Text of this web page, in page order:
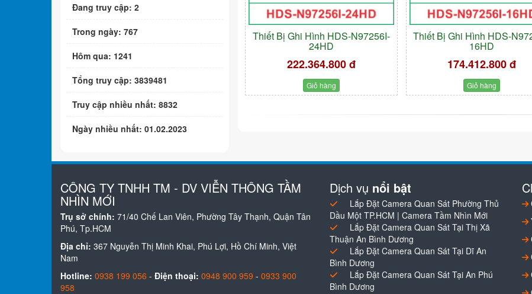
Thiết Bị Ghi Hình HDS-N97256I-
24HD
222.364.800 đ
Giỏ hàng
Thiết Bị Ghi Hình HDS-
16HD
174.412.800 đ
Giỏ hàng
Đang truy cập: 2
Trong ngày: 767
Hôm qua: 1241
Tổng truy cập: 3839481
Truy cập nhiều nhất: 8832
Ngày nhiều nhất: 01.02.2023
CÔNG TY TNHH TM - DV VIỄN THÔNG TẦM
NHÌN MỚI
Trụ sở chính: 71/40 Chế Lan Viên, Phường Tây Thạnh, Quận Tân
Phú, Tp.HCM
Địa chỉ: 367 Nguyễn Thị Minh Khai, Phú Lợi, Hồ Chí Minh, Việt
Nam
Hotline: 0938 199 056 - Điện thoại: 0948 900 959 - 0933 900
958
Dịch vụ nổi bật
Lắp Đặt Camera Quan Sát Phường Thủ
Dầu Một TP.HCM | Camera Tầm Nhìn Mới
Lắp Đặt Camera Quan Sát Tại Thị Xã
Thuận An Bình Dương
Lắp Đặt Camera Quan Sát Tại Dĩ An
Bình Dương
Lắp Đặt Camera Quan Sát Tại An Phú
Bình Dương